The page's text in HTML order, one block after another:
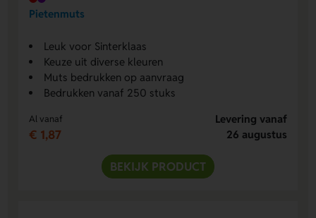
Pietenmuts
Leuk voor Sinterklaas
Keuze uit diverse kleuren
Muts bedrukken op aanvraag
Bedrukken vanaf 250 stuks
Al vanaf
€ 1,87
Levering vanaf
26 augustus
BEKIJK PRODUCT